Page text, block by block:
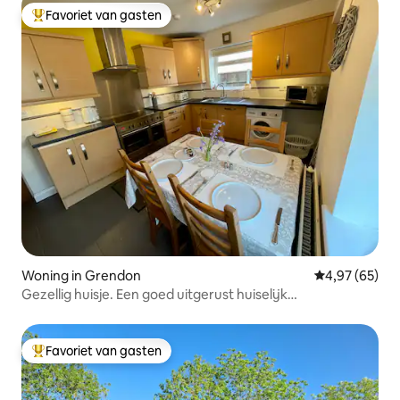
Topfavoriet van gasten
Favoriet van gasten
Woning in Grendon Gemiddelde
4,97 (65)
Gezellig huisje. Een goed uitgerust huiselijk
Topfavoriet van gasten
Favoriet van gasten